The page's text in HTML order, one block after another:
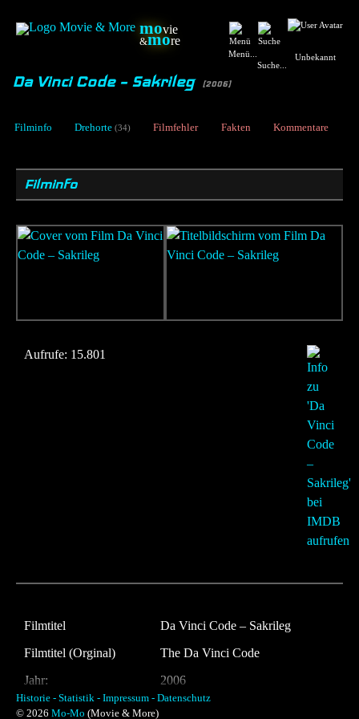
movie
&more
Menü...
Suche...
Unbekannt
Da Vinci Code – Sakrileg [2006]
Filminfo Drehorte (34) Filmfehler Fakten Kommentare
Filminfo
Aufrufe: 15.801
Filmtitel
Da Vinci Code – Sakrileg
Filmtitel (Orginal)
The Da Vinci Code
Jahr:
2006
Land:
Historie - Statistik - Impressum - Datenschutz
© 2026 Mo-Mo (Movie & More)